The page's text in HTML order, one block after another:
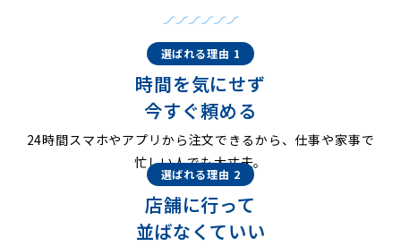
選ばれる理由 1
時間を気にせず
今すぐ頼める
24時間スマホやアプリから注文できるから、仕事や家事で
忙しい人でも大丈夫。
選ばれる理由 2
店舗に行って
並ばなくていい